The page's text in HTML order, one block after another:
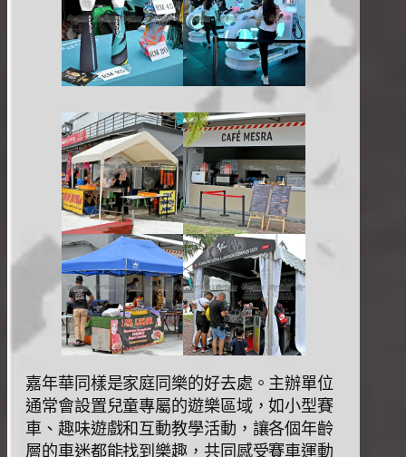
嘉年華同樣是家庭同樂的好去處。主辦單位
通常會設置兒童專屬的遊樂區域，如⼩型賽
⾞、趣味遊戲和互動教學活動，讓各個年齡
層的⾞迷都能找到樂趣，共同感受賽⾞運動